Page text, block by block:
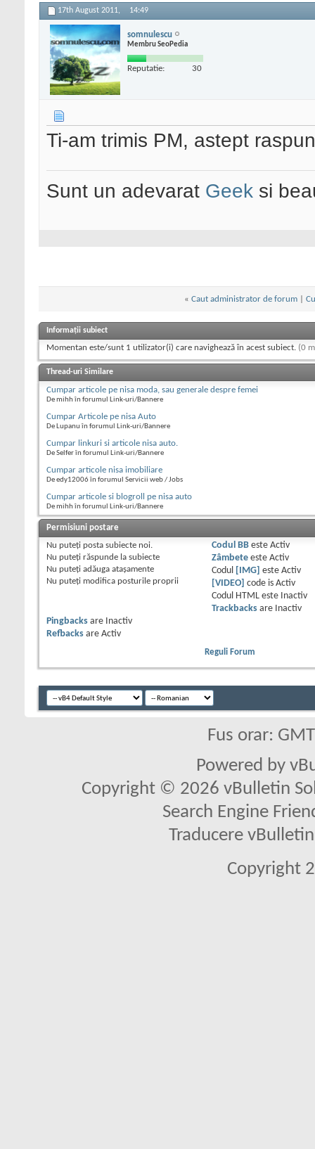
17th August 2011, 14:49
somnulescu
Membru SeoPedia
Reputatie: 30
Ti-am trimis PM, astept
Sunt un adevarat Geek si
« Caut administrator de forum|
Informații subiect
Momentan este/sunt 1 utilizator(i) care navighează în acest subiect. (0
Thread-uri Similare
Cumpar articole pe nisa moda, sau generale despre femei
De mihh în forumul Link-uri/Bannere
Cumpar Articole pe nisa Auto
De Lupanu în forumul Link-uri/Bannere
Cumpar linkuri si articole nisa auto.
De Selfer în forumul Link-uri/Bannere
Cumpar articole nisa imobiliare
De edy12006 în forumul Servicii web / Jobs
Cumpar articole si blogroll pe nisa auto
De mihh în forumul Link-uri/Bannere
Permisiuni postare
Nu puteţi posta subiecte noi.
Nu puteţi răspunde la subiecte
Nu puteţi adăuga ataşamente
Nu puteţi modifica posturile proprii
Codul BBeste Activ
Zâmbeteeste Activ
Codul
[IMG] este Activ
[VIDEO]
code is Activ
Codul HTML este
Inactiv
Trackbacksare
Inactiv
Pingbacks are
Inactiv
Refbacks are Activ
Reguli Forum
Fus orar:
Powered by
Copyright © 2026 vBulletin
Search Engine
Traducere
Copyright